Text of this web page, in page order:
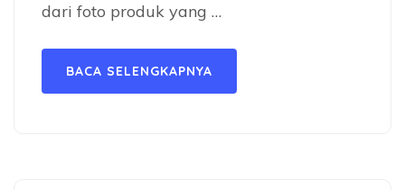
dari foto produk yang …
BACA SELENGKAPNYA